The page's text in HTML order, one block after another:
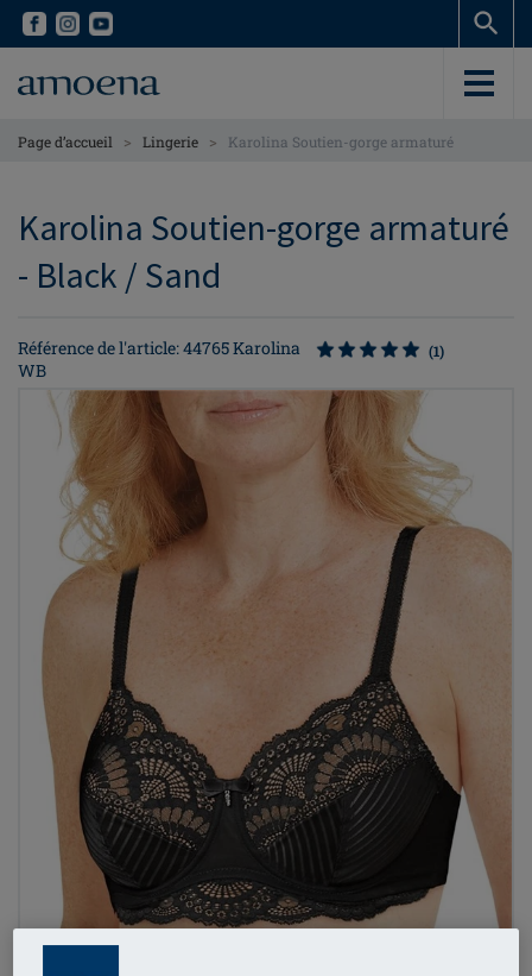
Skip
content
Skip
content
Page d’accueil > Lingerie > Karolina Soutien-gorge armaturé
Karolina Soutien-gorge armaturé
- Black / Sand
Référence de l'article: 44765 Karolina
WB
(1)